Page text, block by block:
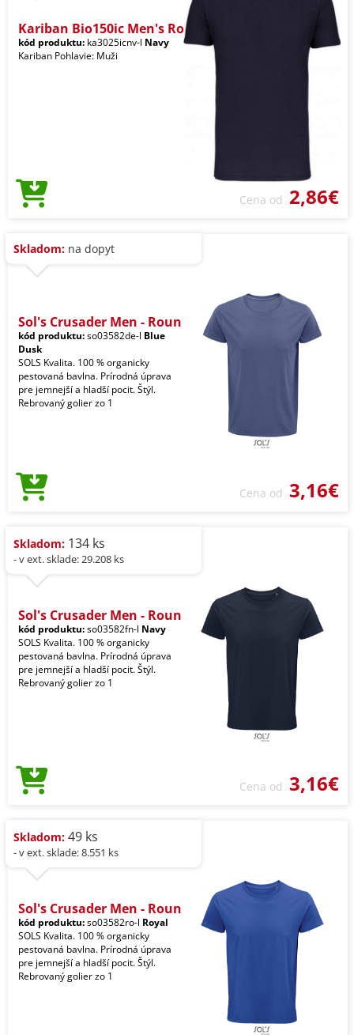
Kariban Bio150ic Men's Ro
kód produktu: ka3025icnv-l Navy
Kariban Pohlavie: Muži
Cena od 2,86€
Skladom: na dopyt
Sol's Crusader Men - Roun
kód produktu:so03582de-l Blue
Dusk
SOLS Kvalita. 100 % organicky
pestovaná bavlna. Prírodná úprava
pre jemnejší a hladší pocit. Štýl.
Rebrovaný golier zo 1
Cena od 3,16€
Skladom: 134 ks
- v ext. sklade: 29.208 ks
Sol's Crusader Men - Roun
kód produktu:so03582fn-l Navy
SOLS Kvalita. 100 % organicky
pestovaná bavlna. Prírodná úprava
pre jemnejší a hladší pocit. Štýl.
Rebrovaný golier zo 1
Cena od 3,16€
Skladom: 49 ks
- v ext. sklade: 8.551 ks
Sol's Crusader Men - Roun
kód produktu:so03582ro-l Royal
SOLS Kvalita. 100 % organicky
pestovaná bavlna. Prírodná úprava
pre jemnejší a hladší pocit. Štýl.
Rebrovaný golier zo 1